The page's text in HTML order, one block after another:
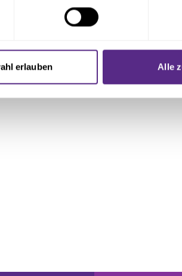
werden, und legen Sie Ihre
Funktionen für soziale Medien
geben wir Informationen zu Ihrer
erlauben Alle